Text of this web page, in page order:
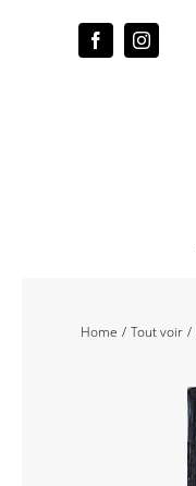
Home Tout voir